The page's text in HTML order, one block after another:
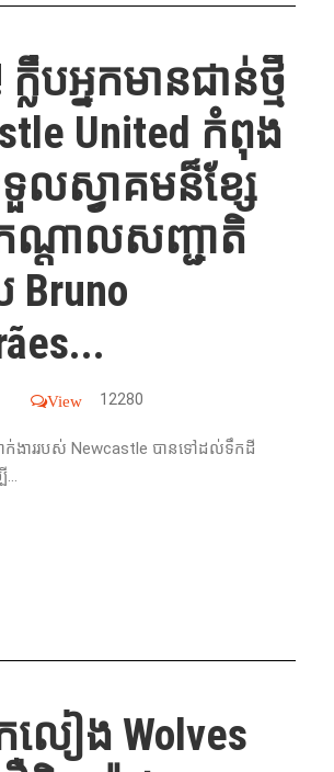
លឹបអ្នកមានជាន់ថ្មី
United កំពុង
លស្វាគមន៏ខ្សែ
កណ្តាលសញ្ជាតិ
Bruno
View 12280
ាក់ងាររបស់ Newcastle បានទៅដល់ទឹកដី
...
លៀង Wolves